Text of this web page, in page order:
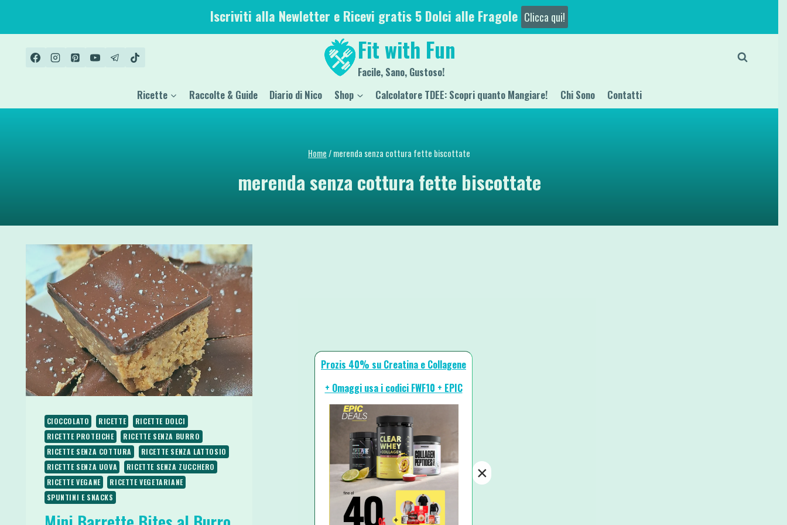
contenuto
Iscriviti alla Newletter e Ricevi gratis 5 Dolci alle Fragole Clicca qui!
Fit with Fun
Facile, Sano, Gustoso!
Ricette Raccolte & Guide Diario di Nico Shop Calcolatore TDEE: Scopri quanto Mangiare! Chi Sono Contatti
Home/merenda senza cottura fette biscottate
merenda senza cottura fette biscottate
CIOCCOLATO RICETTE
RICETTE DOLCI
RICETTE PROTEICHE
RICETTE SENZA BURRO
RICETTE SENZA COTTURA
RICETTE SENZA LATTOSIO
RICETTE SENZA UOVA
RICETTE SENZA ZUCCHERO
RICETTE VEGANE
RICETTE VEGETARIANE
SPUNTINI E SNACKS
Prozis 40% su Creatina e Collagene
+ Omaggi usa i codici FWF10 + EPIC
×